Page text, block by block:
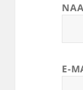
E-